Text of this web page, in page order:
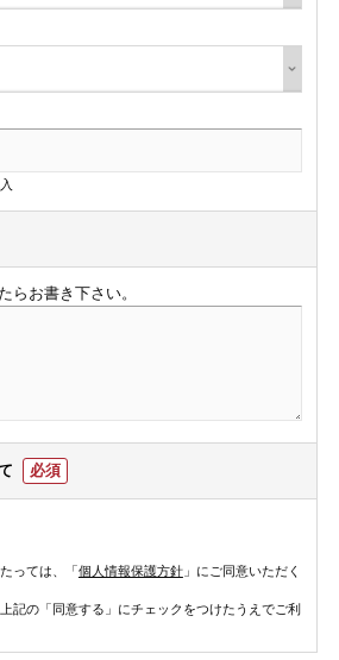
らお書き下さい。
必須
っては、「 個人情報保護方針」にご同意いただく
記の「同意する」にチェックをつけたうえでご利